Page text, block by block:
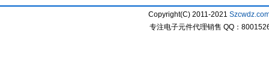
Copyright(C) 2011-2021
专注电子元件代理销售 QQ：